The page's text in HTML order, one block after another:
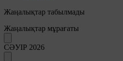
Жаңалықтар табылмады
Жаңалықтар мұрағаты
СӘУІР 2026